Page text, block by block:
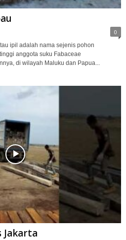
0
ipil adalah nama sejenis pohon
anggota suku Fabaceae
di wilayah Maluku dan Papua...
Jakarta